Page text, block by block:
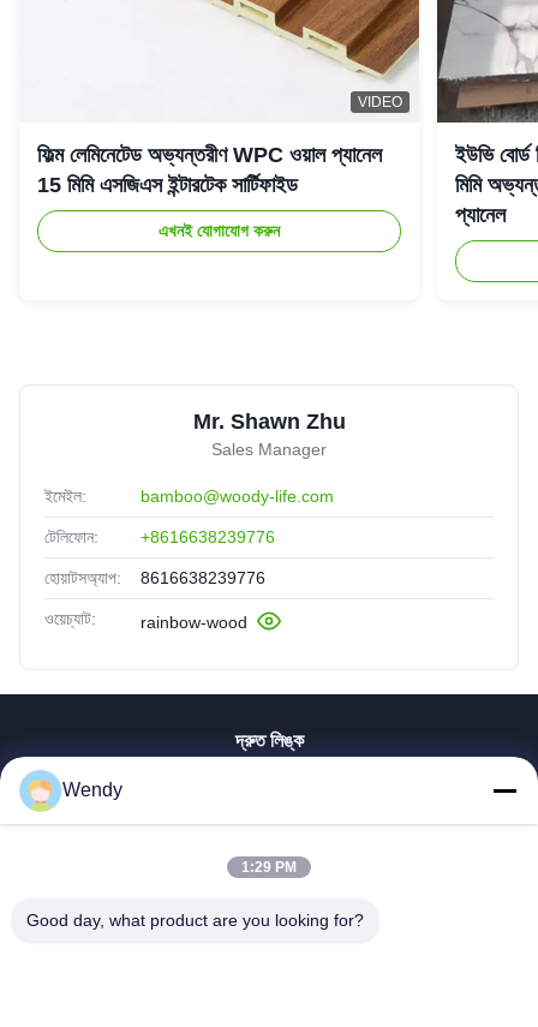
VIDEO
ফিল্ম লেমিনেটেড অভ্যন্তরীণ WPC ওয়াল প্যানেল
15 মিমি এসজিএস ইন্টারটেক সার্টিফাইড
এখনই যোগাযোগ করুন
ইউভি
মিমি
প্যানেল
Mr. Shawn Zhu
Sales Manager
ইমেইল: bamboo@woody-life.com
টেলিফোন: +8616638239776
হোয়াটসঅ্যাপ: 8616638239776
ওয়েচ্যাট: rainbow-wood
দ্রুত লিঙ্ক
ভিআর শো
Wendy
1:29 PM
Good day, what product are you looking for?